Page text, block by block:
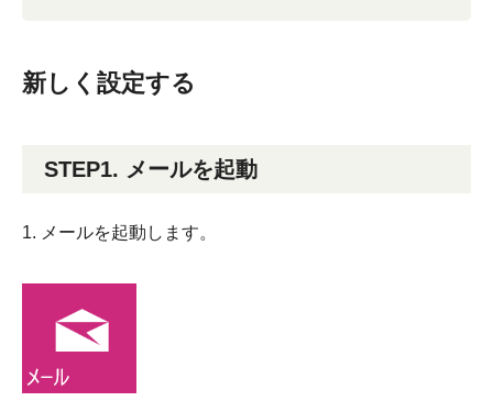
新しく設定する
STEP1. メールを起動
1. メールを起動します。